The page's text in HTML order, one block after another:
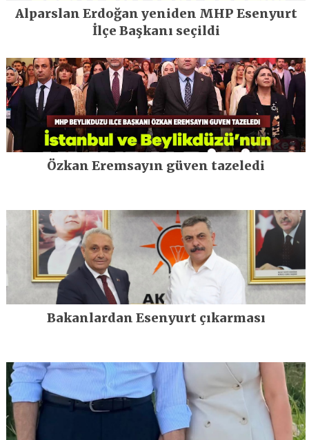
Alparslan Erdoğan yeniden MHP Esenyurt
İlçe Başkanı seçildi
Özkan Eremsayın güven tazeledi
Bakanlardan Esenyurt çıkarması